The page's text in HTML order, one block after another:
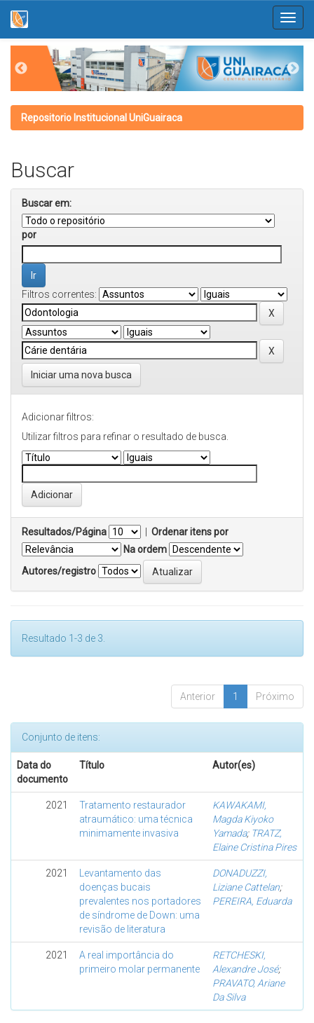
navigation
Repositorio Institucional UniGuairaca
Buscar
Buscar em:
por
Filtros correntes:
Iniciar uma nova busca
Adicionar filtros:
Utilizar filtros para refinar o resultado de busca.
Resultados/Página
Ordenar itens por
Na ordem
Autores/registro
Resultado 1-3 de 3.
Anterior 1 Próximo
Conjunto de itens:
Data do
documento
Título Autor(es)
2021
Tratamento restaurador
atraumático: uma técnica
minimamente invasiva
KAWAKAMI,
Magda Kiyoko
Yamada; TRATZ,
Elaine Cristina Pires
2021
Levantamento das
doenças bucais
prevalentes nos portadores
de síndrome de Down: uma
revisão de literatura
DONADUZZI,
Liziane Cattelan;
PEREIRA, Eduarda
2021
A real importância do
primeiro molar permanente
RETCHESKI,
Alexandre José;
PRAVATO, Ariane
Da Silva